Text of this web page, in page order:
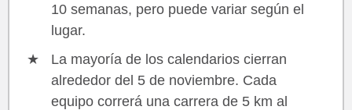
10 semanas, pero puede variar según el
lugar.
La mayoría de los calendarios cierran
alrededor del 5 de noviembre. Cada
equipo correrá una carrera de 5 km al